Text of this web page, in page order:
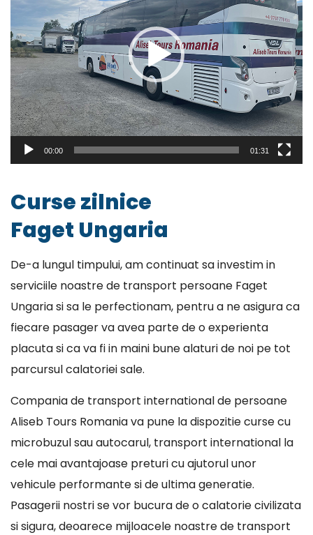
00:00 01:31
Curse zilnice
Faget Ungaria
De-a lungul timpului, am continuat sa investim in
serviciile noastre de transport persoane Faget
Ungaria si sa le perfectionam, pentru a ne asigura ca
fiecare pasager va avea parte de o experienta
placuta si ca va fi in maini bune alaturi de noi pe tot
parcursul calatoriei sale.
Compania de transport international de persoane
Aliseb Tours Romania va pune la dispozitie curse cu
microbuzul sau autocarul, transport international la
cele mai avantajoase preturi cu ajutorul unor
vehicule performante si de ultima generatie.
Pasagerii nostri se vor bucura de o calatorie civilizata
si sigura, deoarece mijloacele noastre de transport